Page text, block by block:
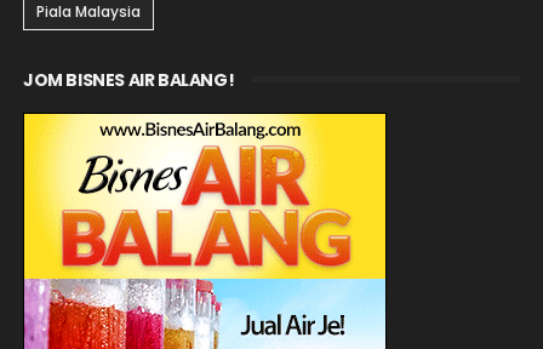
Piala Malaysia
JOM BISNES AIR BALANG!